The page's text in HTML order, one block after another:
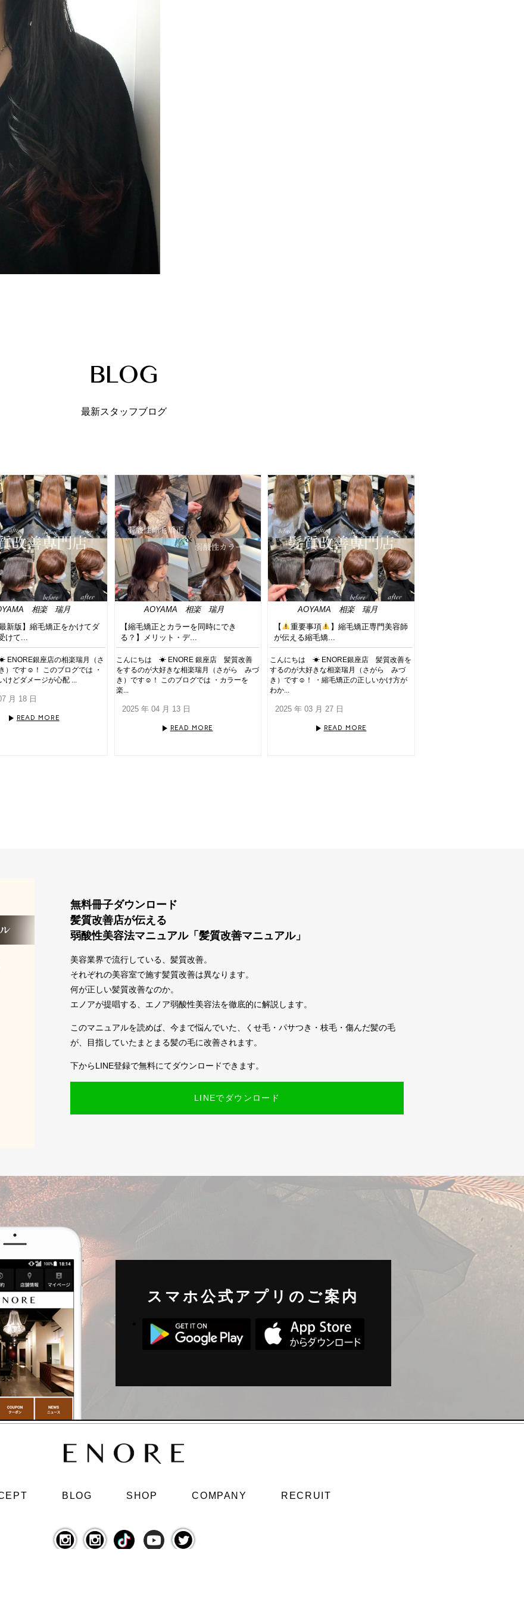
最新スタッフブログ
相楽 瑞月
最新版】縮毛矯正をかけてダ
けて...
ENORE銀座店の相楽瑞月（さ
です☺︎！ このブログでは ・
けどダメージが心配 ...
月 18 日
READ MORE
AOYAMA 相楽 瑞月
【縮毛矯正とカラーを同時にでき
る？】メリット・デ...
こんにちは ☀︎ ENORE 銀座店 髪質改善
をするのが大好きな相楽瑞月（さがら みづ
き）です☺︎！ このブログでは ・カラーを
楽...
2025 年 04 月 13 日
READ MORE
AOYAMA 相楽 瑞月
【
重要事項
】縮毛矯正専門美容師
が伝える縮毛矯...
こんにちは ☀︎ ENORE銀座店 髪質改善を
するのが大好きな相楽瑞月（さがら みづ
き）です☺︎！ ・縮毛矯正の正しいかけ方が
わか...
2025 年 03 月 27 日
READ MORE
無料冊子ダウンロード
髪質改善店が伝える
弱酸性美容法マニュアル「髪質改善マニュアル」
美容業界で流行している、髪質改善。
それぞれの美容室で施す髪質改善は異なります。
何が正しい髪質改善なのか。
エノアが提唱する、エノア弱酸性美容法を徹底的に解説します。
このマニュアルを読めば、今まで悩んでいた、くせ毛・パサつき・枝毛・傷んだ髪の毛
が、目指していたまとまる髪の毛に改善されます。
下からLINE登録で無料にてダウンロードできます。
LINEでダウンロード
スマホ公式アプリのご案内
BLOG SHOP COMPANY RECRUIT